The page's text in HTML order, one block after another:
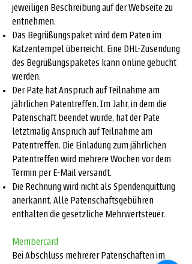
jeweiligen Beschreibung auf der Webseite zu
entnehmen.
Das Begrüßungspaket wird dem Paten im
Katzentempel überreicht. Eine DHL-Zusendung
des Begrüßungspaketes kann online gebucht
werden.
Der Pate hat Anspruch auf Teilnahme am
jährlichen Patentreffen. Im Jahr, in dem die
Patenschaft beendet wurde, hat der Pate
letztmalig Anspruch auf Teilnahme am
Patentreffen. Die Einladung zum jährlichen
Patentreffen wird mehrere Wochen vor dem
Termin per E-Mail versandt.
Die Rechnung wird nicht als Spendenquittung
anerkannt. Alle Patenschaftsgebühren
enthalten die gesetzliche Mehrwertsteuer.
Membercard
Bei Abschluss mehrerer Patenschaften im